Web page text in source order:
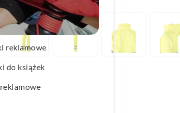
reklamowe
reklamowe
do książek